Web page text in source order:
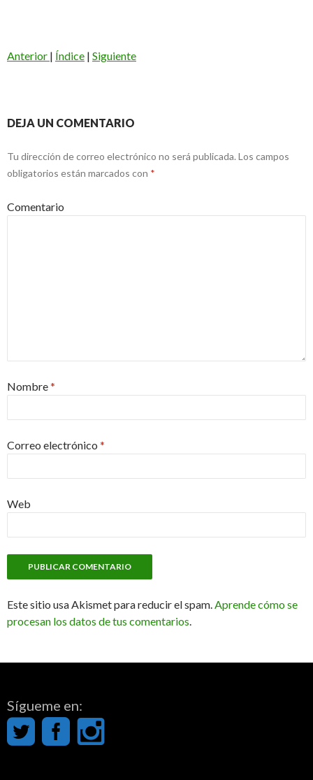
Anterior | Índice | Siguiente
DEJA UN COMENTARIO
Tu dirección de correo electrónico no será publicada. Los campos
obligatorios están marcados con *
Comentario
Nombre*
Correo electrónico *
Web
Este sitio usa Akismet para reducir el spam.Aprende cómo se
procesan los datos de tus comentarios.
Sígueme en: